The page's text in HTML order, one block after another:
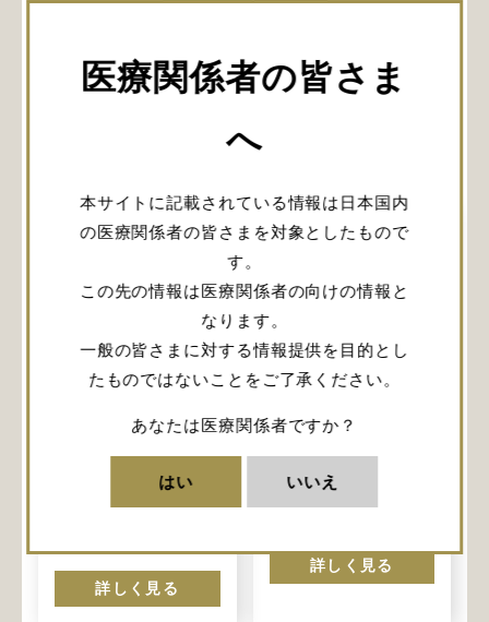
医療関係者の皆さま
へ
本サイトに記載されている情報は日本国内
の医療関係者の皆さまを対象としたもので
す。
この先の情報は医療関係者の向けの情報と
なります。
一般の皆さまに対する情報提供を目的とし
たものではないことをご了承ください。
あなたは医療関係者ですか？
はい いいえ
これから脳腫瘍手
術を始める先生に
と③ 〜術中神経
モニタリングにつ
詳しく見る
これから脳腫瘍手
術を始める先生に
と② 〜覚醒下手
術の実際〜
関西医科大学 脳神経外科
詳しく見る